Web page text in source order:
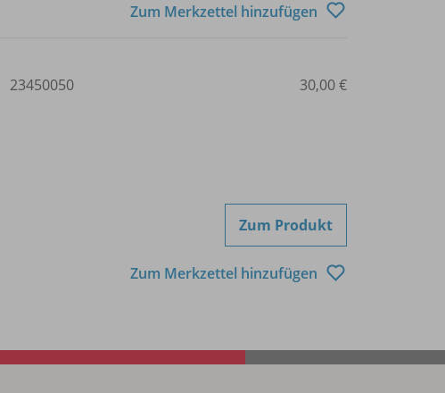
Zum Merkzettel hinzufügen
23450050 30,00 €
Zum Produkt
Zum Merkzettel hinzufügen